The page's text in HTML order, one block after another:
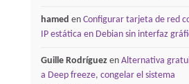
hamed en Configurar tarjeta de red
IP estática en Debian sin interfaz
Guille Rodríguezen Alternativa
a Deep freeze, congelar el sistema